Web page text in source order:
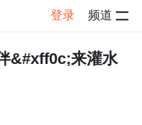
登录 频道
帖子详情
&#xff0c;来灌水